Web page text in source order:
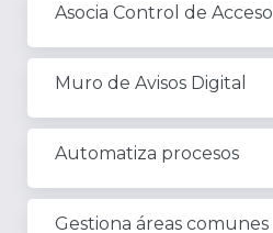
Asocia Control de Acceso
Muro de Avisos Digital
Automatiza procesos
Gestiona áreas comunes